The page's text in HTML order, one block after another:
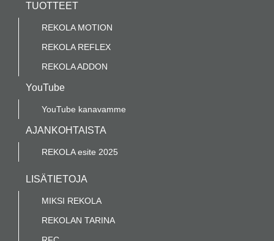
TUOTTEET
REKOLA MOTION
REKOLA REFLEX
REKOLA ADDON
YouTube
YouTube kanavamme
AJANKOHTAISTA
REKOLA esite 2025
LISÄTIETOJA
MIKSI REKOLA
REKOLAN TARINA